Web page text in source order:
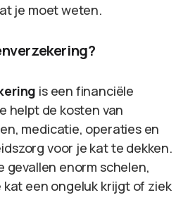
je moet weten.
is een financiële
helpt de kosten van
medicatie, operaties en
voor je kat te dekken.
gevallen enorm schelen,
een ongeluk krijgt of ziek